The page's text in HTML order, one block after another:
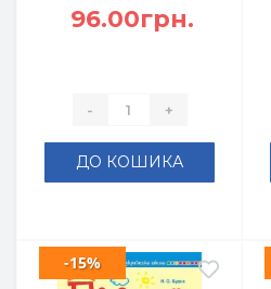
96.00грн.
- +
ДО КОШИКА
-15%